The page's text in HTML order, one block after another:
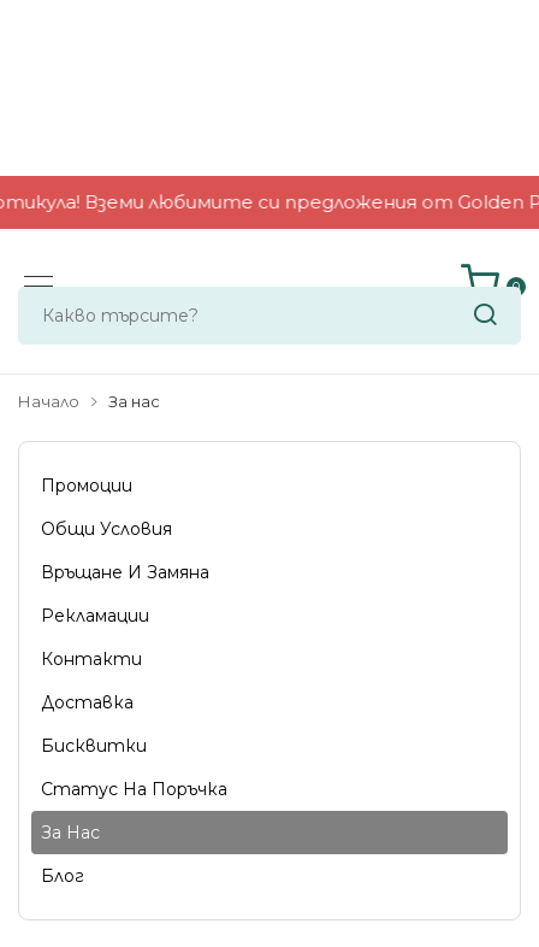
Вземи любимите си предложения от Golden
0
Начало За нас
Промоции
Общи Условия
Връщане И Замяна
Рекламации
Контакти
Доставка
Бисквитки
Статус На Поръчка
За Нас
Блог